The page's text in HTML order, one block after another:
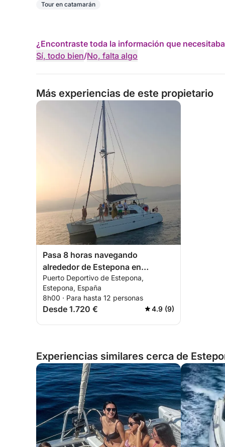
Tour en catamarán
¿Encontraste toda la información que
Sí, todo bien/No, falta algo
Más experiencias de este propietario
Pasa 8 horas navegando
alrededor de Estepona en
catamarán.
Puerto Deportivo de Estepona,
Estepona, España
8h00 · Para hasta 12 personas
Desde 1.720 € 4.9 (9)
Experiencias similares cerca de